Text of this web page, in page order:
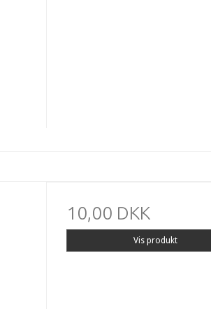
10,00 DKK
Vis produkt